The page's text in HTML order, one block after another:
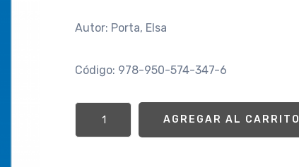
Autor: Porta, Elsa
Código: 978-950-574-347-6
AGREGAR AL CARRITO